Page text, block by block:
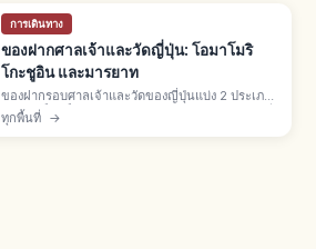
การเดินทาง
ของฝากศาลเจ้าและวัดญี่ปุ่น: โอมาโมริ
โกะชูอิน และมารยาท
ของฝากรอบศาลเจ้าและวัดของญี่ปุ่นแบ่ง 2 ประเภท:
ของศักดิ์สิทธิ์ในเขตวัด (โอมาโมริ โกะชูอิน เอมะ) ที่
"ได้รับ" ผ่านฮัตสึโฮเรียว และของฝากที่ "ซื้อ" จาก
ทุกพื้นที่ →